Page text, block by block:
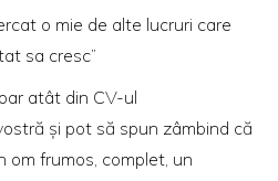
o mie de alte lucruri care
sa cresc”
atât din CV-ul
şi pot să spun zâmbind că
om frumos, complet, un